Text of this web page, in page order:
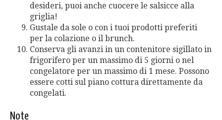
desideri, puoi anche cuocere le salsicce alla
griglia!
Gustale da sole o con i tuoi prodotti preferiti
per la colazione o il brunch.
Conserva gli avanzi in un contenitore sigillato in
frigorifero per un massimo di 5 giorni o nel
congelatore per un massimo di 1 mese. Possono
essere cotti sul piano cottura direttamente da
congelati.
Note